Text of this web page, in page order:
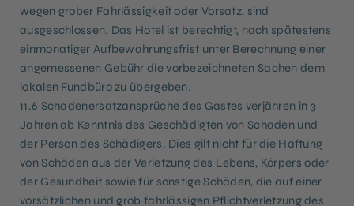
wegen grober Fahrlässigkeit oder Vorsatz, sind
ausgeschlossen. Das Hotel ist berechtigt, nach spätestens
einmonatiger Aufbewahrungsfrist unter Berechnung einer
angemessenen Gebühr die vorbezeichneten Sachen dem
lokalen Fundbüro zu übergeben.
11.6 Schadenersatzansprüche des Gastes verjähren in 3
Jahren ab Kenntnis des Geschädigten von Schaden und
der Person des Schädigers. Dies gilt nicht für die Haftung
von Schäden aus der Verletzung des Lebens, Körpers oder
der Gesundheit sowie für sonstige Schäden, die auf einer
vorsätzlichen und grob fahrlässigen Pflichtverletzung des